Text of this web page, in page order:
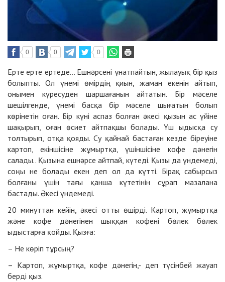
0 0 0
Ерте ерте ертеде… Ешнәрсені ұнатпайтын, жылауық бір қыз
болыпты. Ол үнемі өмірдің қиын, жаман екенін айтып,
онымен күресуден шаршағанын айтатын. Бір мәселе
шешілгенде, үнемі басқа бір мәселе шығатын болып
көрінетін оған. Бір күні аспаз болған әкесі қызын ас үйіне
шақырып, оған өсиет айтпақшы болады. Үш ыдысқа су
толтырып, отқа қояды. Су қайнай бастаған кезде біреуіне
картоп, екіншісіне жұмыртқа, үшіншісіне кофе дәнегін
салады.. Қызына ешнәрсе айтпай, күтеді. Қызы да үндемеді,
соңы не болады екен деп ол да күтті. Бірақ сабырсыз
болғаны үшін тағы қанша күтетінін сұрап мазалана
бастады. Әкесі үндемеді.
20 минуттан кейін, әкесі отты өшірді. Картоп, жұмыртқа
және кофе дәнегінен шыққан кофені бөлек бөлек
ыдыстарға қойды. Қызға:
– Не көріп тұрсың?
– Картоп, жұмыртқа, кофе дәнегін,- деп түсінбей жауап
берді қыз.